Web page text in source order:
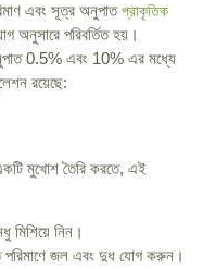
এবং সূত্র অনুপাতপ্রাকৃতিক
অনুসারে পরিবর্তিত হয়।
0.5% এবং 10% এর মধ্যে
রয়েছে:
মুখোশ তৈরি করতে, এই
মিশিয়ে নিন।
পরিমাণে জল এবং দুধ যোগ করুন।